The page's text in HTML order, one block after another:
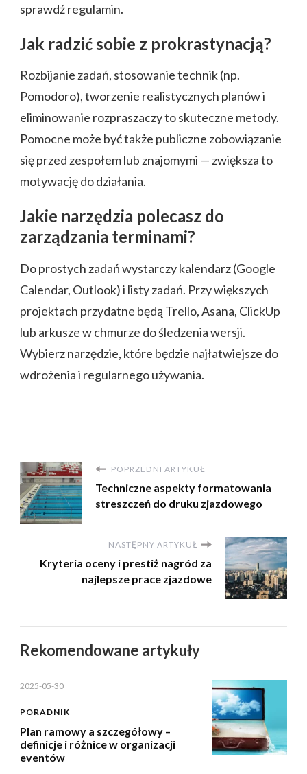
sprawdź regulamin.
Jak radzić sobie z prokrastynacją?
Rozbijanie zadań, stosowanie technik (np.
Pomodoro), tworzenie realistycznych planów i
eliminowanie rozpraszaczy to skuteczne metody.
Pomocne może być także publiczne zobowiązanie
się przed zespołem lub znajomymi — zwiększa to
motywację do działania.
Jakie narzędzia polecasz do
zarządzania terminami?
Do prostych zadań wystarczy kalendarz (Google
Calendar, Outlook) i listy zadań. Przy większych
projektach przydatne będą Trello, Asana, ClickUp
lub arkusze w chmurze do śledzenia wersji.
Wybierz narzędzie, które będzie najłatwiejsze do
wdrożenia i regularnego używania.
POPRZEDNI ARTYKUŁ
Techniczne aspekty formatowania
streszczeń do druku zjazdowego
NASTĘPNY ARTYKUŁ
Kryteria oceny i prestiż nagród za
najlepsze prace zjazdowe
Rekomendowane artykuły
2025-05-30
PORADNIK
Plan ramowy a szczegółowy –
definicje i różnice w organizacji
eventów